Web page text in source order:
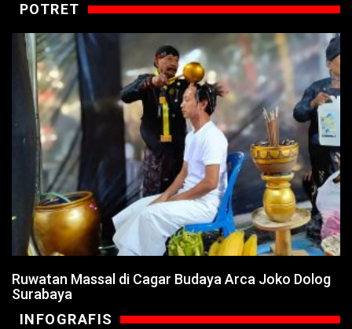
POTRET
Ruwatan Massal di Cagar Budaya Arca Joko Dolog
Surabaya
INFOGRAFIS